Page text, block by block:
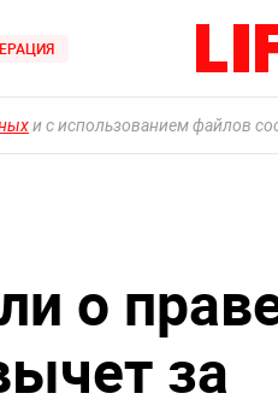
и с использованием файлов
о
за